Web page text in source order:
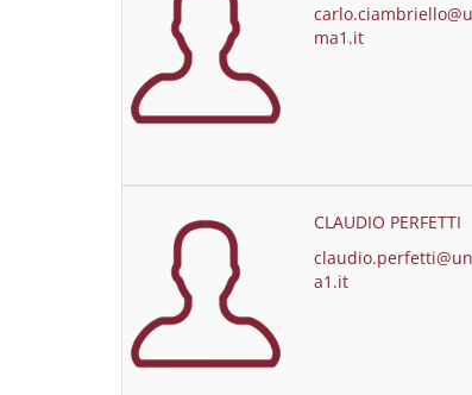
ma1.it
CLAUDIO PERFETTI
a1.it